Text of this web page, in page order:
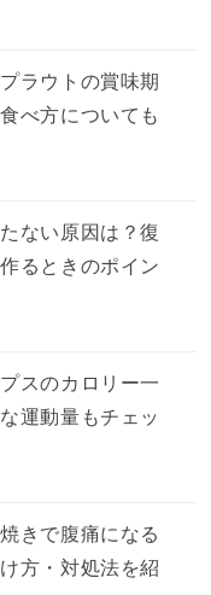
ラウトの賞味期
べ方についても
ない原因は？復
るときのポイン
スのカロリー一
運動量もチェッ
きで腹痛になる
方・対処法を紹